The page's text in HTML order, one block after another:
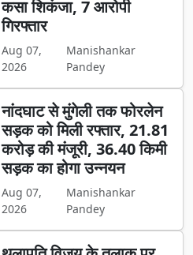
कसा शिकंजा, 7 आरोपी
गिरफ्तार
Aug 07,
2026
Manishankar
Pandey
नांदघाट से मुंगेली तक फोरलेन
सड़क को मिली रफ्तार, 21.81
करोड़ की मंजूरी, 36.40 किमी
सड़क का होगा उन्नयन
Aug 07,
2026
Manishankar
Pandey